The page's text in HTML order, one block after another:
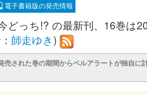
電子書籍版の発売情報
どっち!? の最新刊、16巻は
師走ゆき )
売された巻の期間からベルアラートが独自